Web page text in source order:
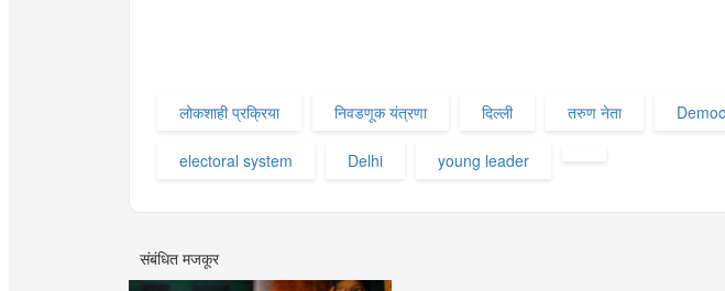
लोकशाही प्रक्रिया निवडणूक यंत्रणा दिल्ली तरुण नेता
electoral system Delhi young leader
संबंधित मजकूर